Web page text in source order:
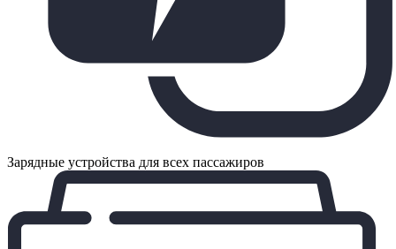
Зарядные устройства для всех пассажиров